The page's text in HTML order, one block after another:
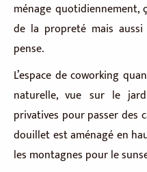
ménage quotidiennement,
de la propreté mais
pense.
L’espace de coworking
naturelle, vue sur le
privatives pour passer des
douillet est aménagé en
les montagnes pour le